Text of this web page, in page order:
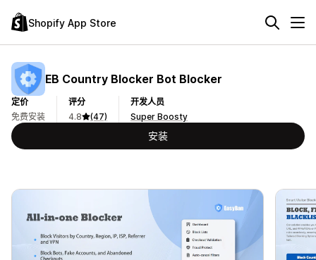
Shopify App Store
EB Country Blocker Bot Blocker
定价
免费安装
评分
4.8
(47)
开发人员
Super Boosty
安装